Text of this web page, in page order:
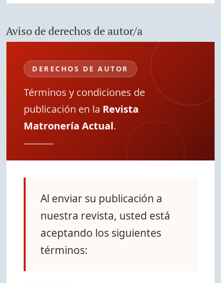
Aviso de derechos de autor/a
DERECHOS DE AUTOR
Términos y condiciones de
publicación en la Revista
Matronería Actual.
Al enviar su publicación a
nuestra revista, usted está
aceptando los siguientes
términos: